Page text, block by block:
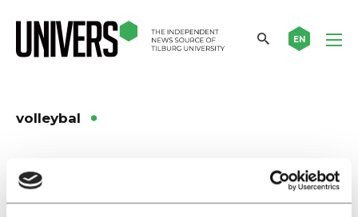
EN
volleybal
Beachtoernooi TiU (met
actiefoto’s!)